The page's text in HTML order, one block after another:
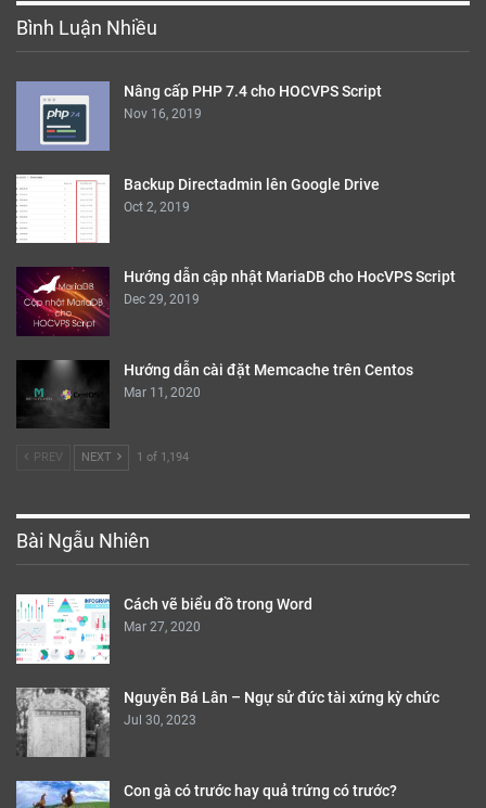
Bình Luận Nhiều
Nâng cấp PHP 7.4 cho HOCVPS Script
Nov 16, 2019
Backup Directadmin lên Google Drive
Oct 2, 2019
Hướng dẫn cập nhật MariaDB cho HocVPS Script
Dec 29, 2019
Hướng dẫn cài đặt Memcache trên Centos
Mar 11, 2020
PREV NEXT 1 of 1,194
Bài Ngẫu Nhiên
Cách vẽ biểu đồ trong Word
Mar 27, 2020
Nguyễn Bá Lân – Ngự sử đức tài xứng kỳ chức
Jul 30, 2023
Con gà có trước hay quả trứng có trước?